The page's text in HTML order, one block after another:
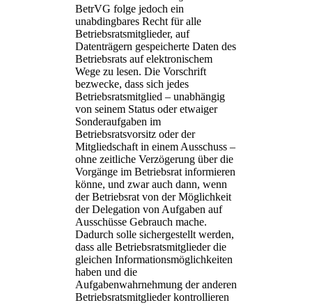
BetrVG folge jedoch ein
unabdingbares Recht für alle
Betriebsratsmitglieder, auf
Datenträgern gespeicherte Daten des
Betriebsrats auf elektronischem
Wege zu lesen. Die Vorschrift
bezwecke, dass sich jedes
Betriebsratsmitglied – unabhängig
von seinem Status oder etwaiger
Sonderaufgaben im
Betriebsratsvorsitz oder der
Mitgliedschaft in einem Ausschuss –
ohne zeitliche Verzögerung über die
Vorgänge im Betriebsrat informieren
könne, und zwar auch dann, wenn
der Betriebsrat von der Möglichkeit
der Delegation von Aufgaben auf
Ausschüsse Gebrauch mache.
Dadurch solle sichergestellt werden,
dass alle Betriebsratsmitglieder die
gleichen Informationsmöglichkeiten
haben und die
Aufgabenwahrnehmung der anderen
Betriebsratsmitglieder kontrollieren